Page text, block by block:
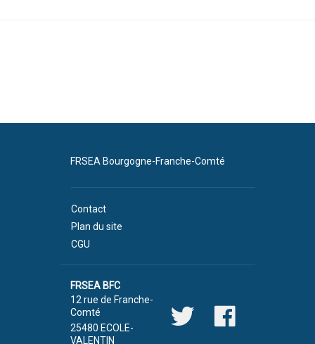
FRSEA Bourgogne-Franche-Comté
Contact
Plan du site
CGU
FRSEA BFC
12 rue de Franche-
Comté
25480 ECOLE-
VALENTIN